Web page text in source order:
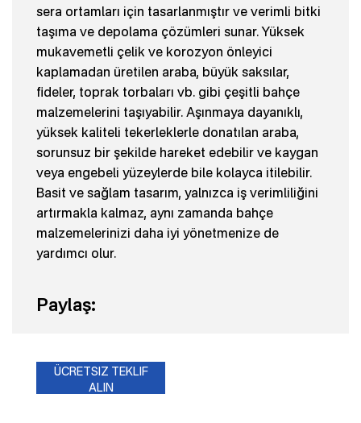
sera ortamları için tasarlanmıştır ve verimli bitki
taşıma ve depolama çözümleri sunar. Yüksek
mukavemetli çelik ve korozyon önleyici
kaplamadan üretilen araba, büyük saksılar,
fideler, toprak torbaları vb. gibi çeşitli bahçe
malzemelerini taşıyabilir. Aşınmaya dayanıklı,
yüksek kaliteli tekerleklerle donatılan araba,
sorunsuz bir şekilde hareket edebilir ve kaygan
veya engebeli yüzeylerde bile kolayca itilebilir.
Basit ve sağlam tasarım, yalnızca iş verimliliğini
artırmakla kalmaz, aynı zamanda bahçe
malzemelerinizi daha iyi yönetmenize de
yardımcı olur.
Paylaş:
ÜCRETSIZ TEKLIF
ALIN